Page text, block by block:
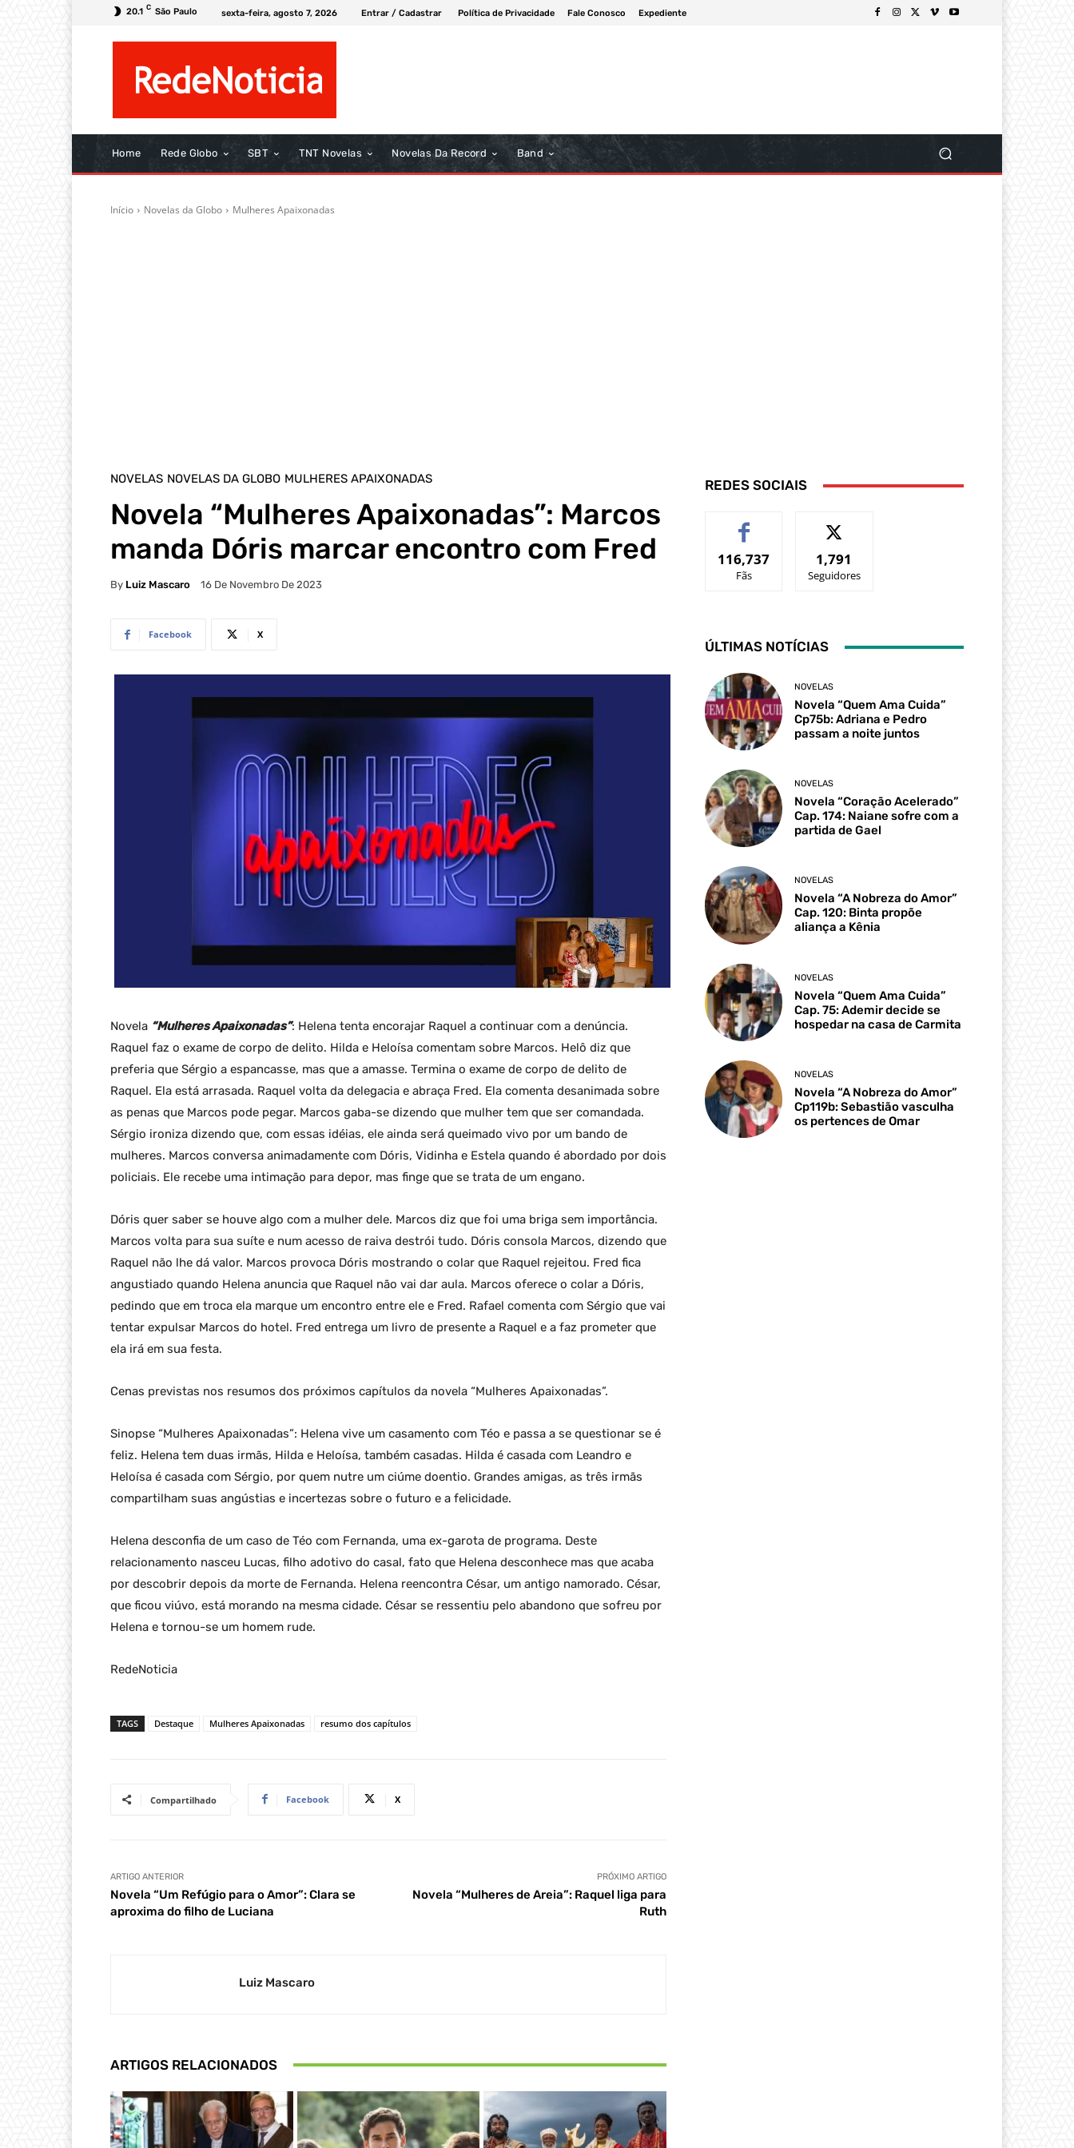
20.1 C São Paulo sexta-feira, agosto 7, 2026 Entrar / Cadastrar Política de Privacidade Fale Conosco Expediente
Home Rede Globo SBT TNT Novelas Novelas Da Record Band
Início Novelas da Globo Mulheres Apaixonadas
NOVELAS NOVELAS DA GLOBO MULHERES APAIXONADAS
Novela “Mulheres Apaixonadas”: Marcos
manda Dóris marcar encontro com Fred
By Luiz Mascaro 16 De Novembro De 2023
Facebook X
Novela “Mulheres Apaixonadas”: Helena tenta encorajar Raquel a continuar com a denúncia.
Raquel faz o exame de corpo de delito. Hilda e Heloísa comentam sobre Marcos. Helô diz que
preferia que Sérgio a espancasse, mas que a amasse. Termina o exame de corpo de delito de
Raquel. Ela está arrasada. Raquel volta da delegacia e abraça Fred. Ela comenta desanimada sobre
as penas que Marcos pode pegar. Marcos gaba-se dizendo que mulher tem que ser comandada.
Sérgio ironiza dizendo que, com essas idéias, ele ainda será queimado vivo por um bando de
mulheres. Marcos conversa animadamente com Dóris, Vidinha e Estela quando é abordado por dois
policiais. Ele recebe uma intimação para depor, mas finge que se trata de um engano.
Dóris quer saber se houve algo com a mulher dele. Marcos diz que foi uma briga sem importância.
Marcos volta para sua suíte e num acesso de raiva destrói tudo. Dóris consola Marcos, dizendo que
Raquel não lhe dá valor. Marcos provoca Dóris mostrando o colar que Raquel rejeitou. Fred fica
angustiado quando Helena anuncia que Raquel não vai dar aula. Marcos oferece o colar a Dóris,
pedindo que em troca ela marque um encontro entre ele e Fred. Rafael comenta com Sérgio que vai
tentar expulsar Marcos do hotel. Fred entrega um livro de presente a Raquel e a faz prometer que
ela irá em sua festa.
Cenas previstas nos resumos dos próximos capítulos da novela “Mulheres Apaixonadas”.
Sinopse “Mulheres Apaixonadas”: Helena vive um casamento com Téo e passa a se questionar se é
feliz. Helena tem duas irmãs, Hilda e Heloísa, também casadas. Hilda é casada com Leandro e
Heloísa é casada com Sérgio, por quem nutre um ciúme doentio. Grandes amigas, as três irmãs
compartilham suas angústias e incertezas sobre o futuro e a felicidade.
Helena desconfia de um caso de Téo com Fernanda, uma ex-garota de programa. Deste
relacionamento nasceu Lucas, filho adotivo do casal, fato que Helena desconhece mas que acaba
por descobrir depois da morte de Fernanda. Helena reencontra César, um antigo namorado. César,
que ficou viúvo, está morando na mesma cidade. César se ressentiu pelo abandono que sofreu por
Helena e tornou-se um homem rude.
RedeNoticia
TAGS Destaque Mulheres Apaixonadas resumo dos capítulos
Compartilhado Facebook X
ARTIGO ANTERIOR
Novela “Um Refúgio para o Amor”: Clara se
aproxima do filho de Luciana
PRÓXIMO ARTIGO
Novela “Mulheres de Areia”: Raquel liga para
Ruth
Luiz Mascaro
ARTIGOS RELACIONADOS
REDES SOCIAIS
116,737
Fãs
1,791
Seguidores
ÚLTIMAS NOTÍCIAS
NOVELAS
Novela “Quem Ama Cuida”
Cp75b: Adriana e Pedro
passam a noite juntos
NOVELAS
Novela “Coração Acelerado”
Cap. 174: Naiane sofre com a
partida de Gael
NOVELAS
Novela “A Nobreza do Amor”
Cap. 120: Binta propõe
aliança a Kênia
NOVELAS
Novela “Quem Ama Cuida”
Cap. 75: Ademir decide se
hospedar na casa de Carmita
NOVELAS
Novela “A Nobreza do Amor”
Cp119b: Sebastião vasculha
os pertences de Omar